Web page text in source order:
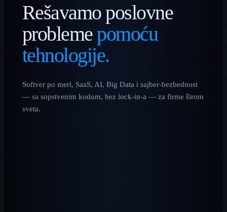
Rešavamo poslovne
problemepomoću
tehnologije.
Softver po meri, SaaS, AI, Big Data i sajber-bezbednost
— sa sopstvenim kodom, bez lock-in-a — za firme širom
sveta.